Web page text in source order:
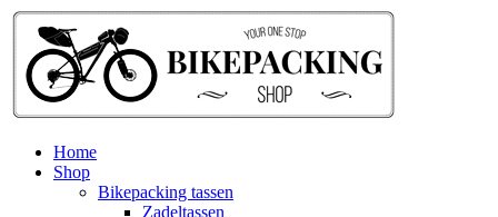
Home
Shop
Bikepacking tassen
Zadeltassen